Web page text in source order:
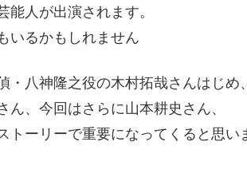
人が出演されます。
いるかもしれません
八神隆之役の木村拓哉さんはじめ、
、今回はさらに山本耕史さん、
トーリーで重要になってくると思い